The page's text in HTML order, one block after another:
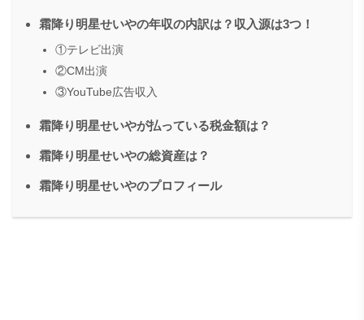
霜降り明星せいやの年収の内訳は？収入源は3つ！
①テレビ出演
②CM出演
③YouTube広告収入
霜降り明星せいやが払っている税金額は？
霜降り明星せいやの総資産は？
霜降り明星せいやのプロフィール